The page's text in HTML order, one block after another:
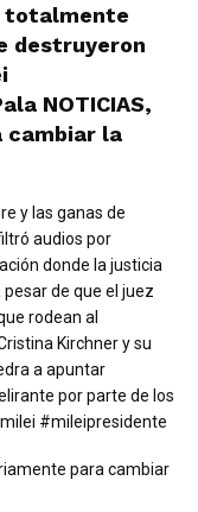
totalmente
destruyeron
NOTICIAS,
cambiar la
y las ganas de
audios por
donde la justicia
de que el juez
rodean al
Kirchner y su
a apuntar
por parte de los
#mileipresidente
para cambiar